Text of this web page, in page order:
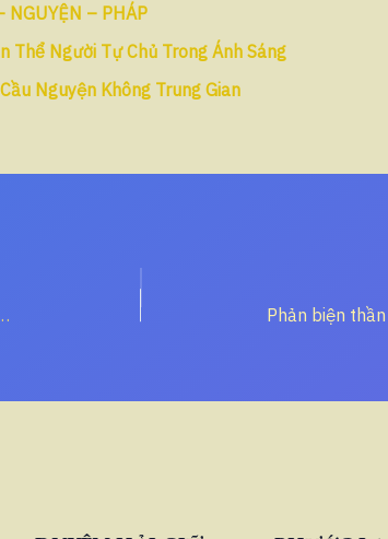
NGUYỆN – PHÁP
Thể Người Tự Chủ Trong Ánh Sáng
Nguyện Không Trung Gian
Không Trung Gian